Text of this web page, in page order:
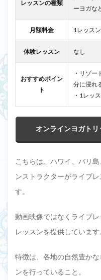
レッスンの種類
ーヨガな
月額料金 1レッス
体験レッスン なし
おすすめポイン
ト
・リゾ
分に浸れ
・1レッ
オンラインヨガト
こちらは、ハワイ、バリ
ンストラクターがライブ
す。
動画映像ではなくライブ
レッスンを提供しています
特徴は、各地の自然豊か
ンを行っていること。